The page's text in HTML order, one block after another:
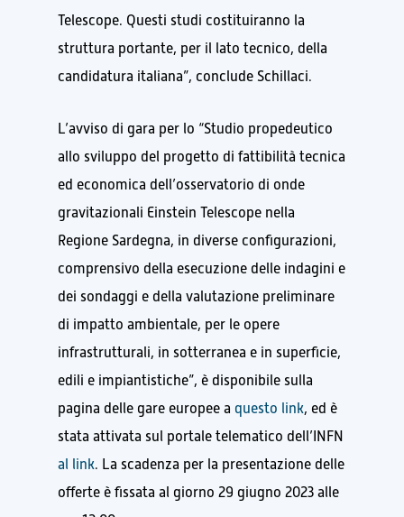
Telescope. Questi studi costituiranno la
struttura portante, per il lato tecnico, della
candidatura italiana”, conclude Schillaci.
L’avviso di gara per lo “Studio propedeutico
allo sviluppo del progetto di fattibilità tecnica
ed economica dell’osservatorio di onde
gravitazionali Einstein Telescope nella
Regione Sardegna, in diverse configurazioni,
comprensivo della esecuzione delle indagini e
dei sondaggi e della valutazione preliminare
di impatto ambientale, per le opere
infrastrutturali, in sotterranea e in superficie,
edili e impiantistiche”, è disponibile sulla
pagina delle gare europee a questo link, ed è
stata attivata sul portale telematico dell’INFN
al link. La scadenza per la presentazione delle
offerte è fissata al giorno 29 giugno 2023 alle